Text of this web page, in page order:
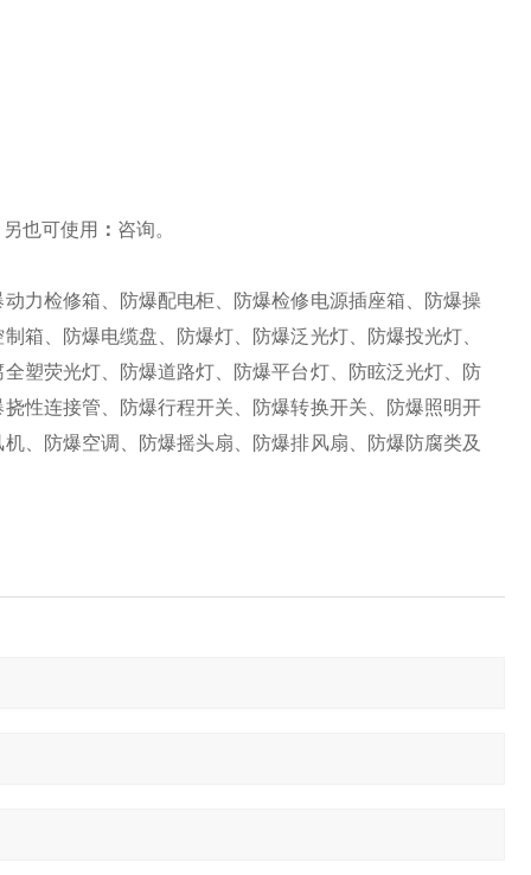
也可使用 ： 咨询。
力检修箱、防爆配电柜、防爆检修电源插座箱、防爆操
箱、防爆电缆盘、防爆灯、防爆泛光灯、防爆投光灯、
塑荧光灯、防爆道路灯、防爆平台灯、防眩泛光灯、防
性连接管、防爆行程开关、防爆转换开关、防爆照明开
、防爆空调、防爆摇头扇、防爆排风扇、防爆防腐类及